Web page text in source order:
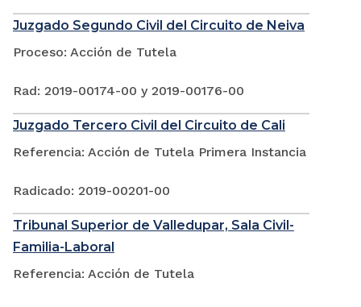
Juzgado Segundo Civil del Circuito de Neiva
Proceso: Acción de Tutela
Rad: 2019-00174-00 y 2019-00176-00
Juzgado Tercero Civil del Circuito de Cali
Referencia: Acción de Tutela Primera Instancia
Radicado: 2019-00201-00
Tribunal Superior de Valledupar, Sala Civil-
Familia-Laboral
Referencia: Acción de Tutela